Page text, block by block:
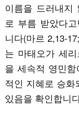
이름을 드러내지
로 부름 받았다
니다(마르 2,13-
는 마태오가 세
을 세속적 영민
적인 지혜로 승화
있음을 확인합니